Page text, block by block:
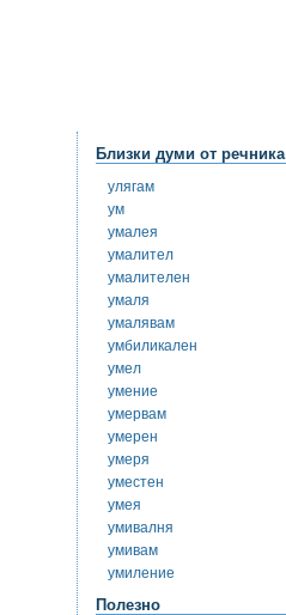
Близки думи от речника
улягам
ум
умалея
умалител
умалителен
умаля
умалявам
умбиликален
умел
умение
умервам
умерен
умеря
уместен
умея
умивалня
умивам
умиление
Полезно